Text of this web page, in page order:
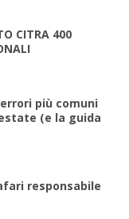
CITRA 400
più comuni
(e la guida
responsabile